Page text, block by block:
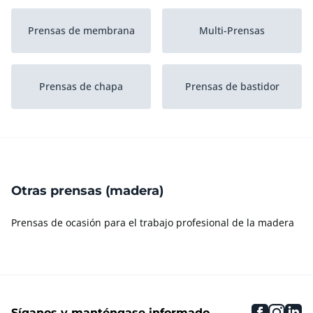
Prensas de membrana Multi-Prensas
Prensas de chapa Prensas de bastidor
Otras prensas (madera)
Prensas de ocasión para el trabajo profesional de la madera